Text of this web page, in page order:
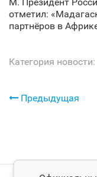
отметил:
партнёров в
Категория новости:
Предыдущая